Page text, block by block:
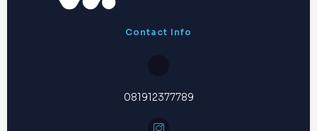
Contact Info
081912377789